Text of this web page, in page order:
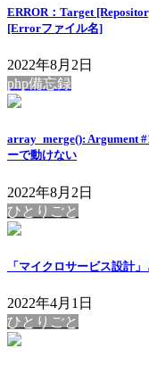
ERROR：Target
[Errorファイル名]
2022年8月2日
php備忘録
array_merge(): Argument
ーで動けない
2022年8月2日
ひとりごと
「マイクロサービス設計
2022年4月1日
ひとりごと